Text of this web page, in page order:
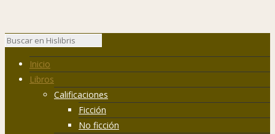
Inicio
Libros
Calificaciones
Ficción
No ficción